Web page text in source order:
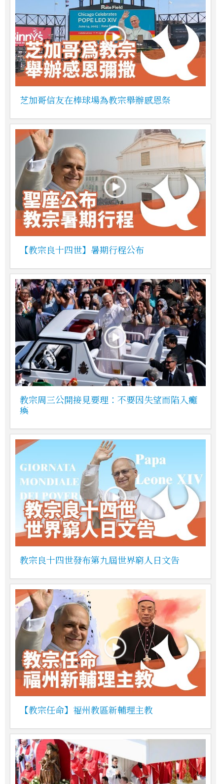
芝加哥信友在棒球場為教宗舉辦感恩祭
【教宗良十四世】暑期行程公布
教宗周三公開接見要理：不要因失望而陷入癱
瘓
教宗良十四世發布第九屆世界窮人日文告
【教宗任命】福州教區新輔理主教